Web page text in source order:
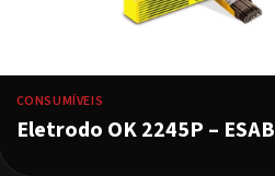
CONSUMÍVEIS
Eletrodo OK 2245P – ESAB